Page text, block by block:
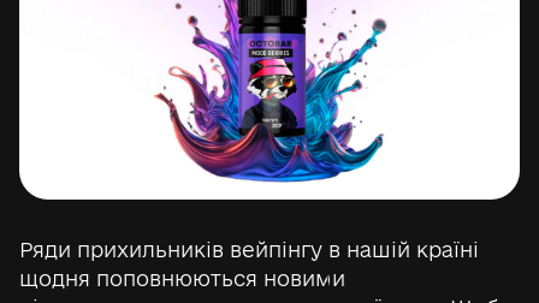
Ряди прихильників вейпінгу в нашій країні
щодня поповнюються новими